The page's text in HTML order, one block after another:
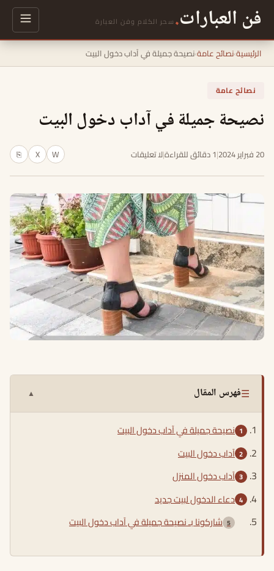
فن العبارات. سحر الكلام وفن العبارة
الرئيسية›نصائح عامة›نصيحة جميلة في آداب دخول البيت
نصائح عامة
نصيحة جميلة في آداب دخول البيت
20 فبراير 2024 |1 دقائق للقراءة |لا تعليقات W
X
⎘
☰فهرس المقال ▲
نصيحة جميلة في آداب دخول البيت
آداب دخول البيت
آداب دخول المنزل
دعاء الدخول لبيت جديد
شاركونا بـ نصيحة جميلة في آداب دخول البيت